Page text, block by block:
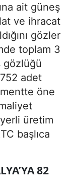
ait güneş
ve ihracat
gözler
toplam 3
gözlüğü
adet
öne
üretim
başlıca
82